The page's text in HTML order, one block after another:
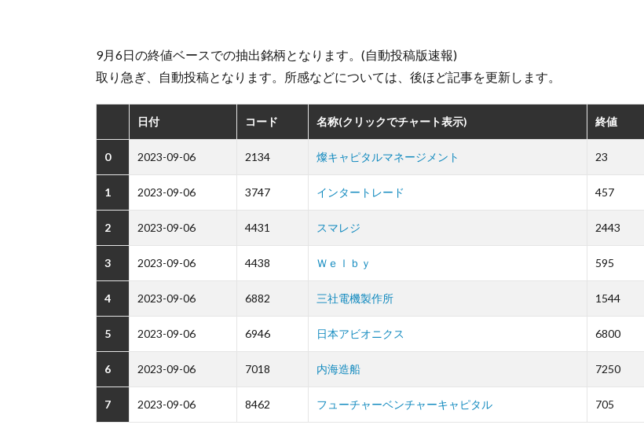
9月6日の終値ベースでの抽出銘柄となります。(自動投稿版速報)
取り急ぎ、自動投稿となります。所感などについては、後ほど記事を更新します。
日付 コード 名称(クリックでチャート表示) 終値
0 2023-09-06 2134 燦キャピタルマネージメント 23
1 2023-09-06 3747 インタートレード 457
2 2023-09-06 4431 スマレジ 2443
3 2023-09-06 4438 Ｗｅｌｂｙ 595
4 2023-09-06 6882 三社電機製作所 1544
5 2023-09-06 6946 日本アビオニクス 6800
6 2023-09-06 7018 内海造船 7250
7 2023-09-06 8462 フューチャーベンチャーキャピタル 705